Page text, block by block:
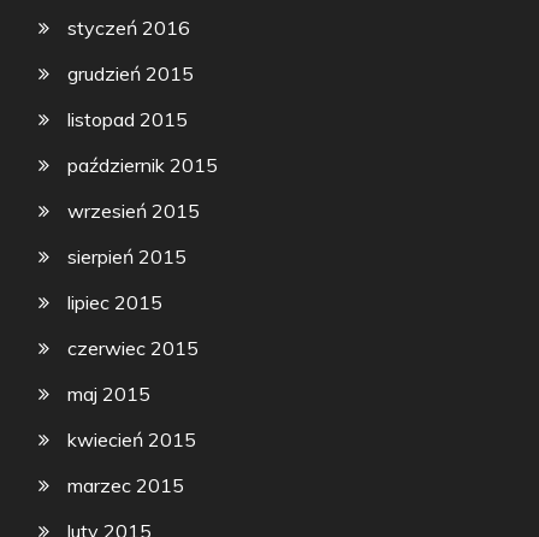
styczeń 2016
grudzień 2015
listopad 2015
październik 2015
wrzesień 2015
sierpień 2015
lipiec 2015
czerwiec 2015
maj 2015
kwiecień 2015
marzec 2015
luty 2015